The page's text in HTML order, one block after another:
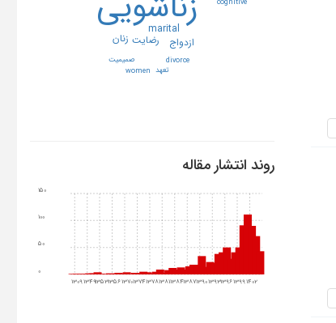
marital
رضايت ازدواج زنان
صميميت
divorce
women تعهد
cognitive
روند انتشار مقاله
130913491353135613701374137813811384138713901393139613991402
0
50
100
150